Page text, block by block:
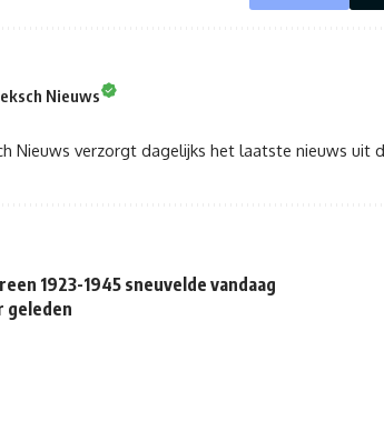
Nieuws
Nieuws verzorgt dagelijks het laatste nieuws uit
1923-1945 sneuvelde vandaag
geleden